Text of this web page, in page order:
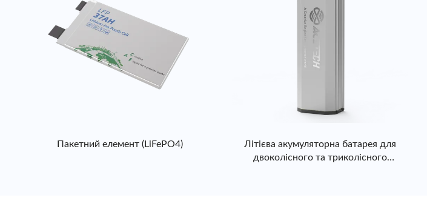
Пакетний елемент (LiFePO4)
Літієва акумуляторна батарея для
двоколісного та триколісного